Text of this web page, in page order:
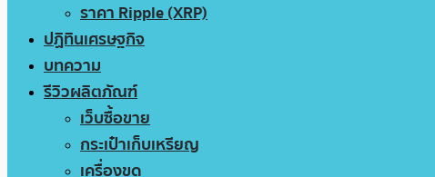
ราคา Ripple (XRP)
ปฏิทินเศรษฐกิจ
บทความ
รีวิวผลิตภัณฑ์
เว็บซื้อขาย
กระเป๋าเก็บเหรียญ
เครื่องขุด